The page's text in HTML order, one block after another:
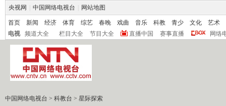
央视网 中国网络电视台 网站地图
首页 新闻 经济 体育 综艺 春晚 戏曲 音乐 科教 青少 文化
艺术
电视
频道大全 栏目大全 节目大全 直播中国 赛事直播 网络
中国网络电视台 > 科教台 > 星际探索